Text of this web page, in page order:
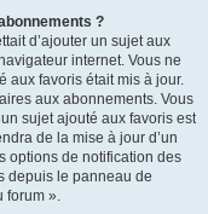
?
d’ajouter un sujet aux
internet. Vous ne
aux favoris était mis à jour.
aux abonnements. Vous
sujet ajouté aux favoris est
de la mise à jour d’un
options de notification des
depuis le panneau de
forum ».